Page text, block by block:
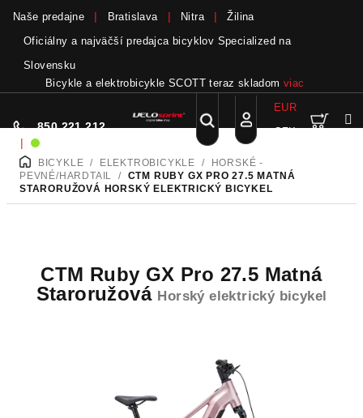
obsah
Naše predajne Bratislava Nitra
Žilina
Oficiálny a najväčší predajca bicyklov Specialized na
Slovensku
Bicykle a elektrobicykle SCOTT teraz skladom viac
850 221 212
|
Hľadať
Prihlásenie
EUR
CZK
DOMOVBICYKLE / ELEKTROBICYKLE /
HORSKÉ -
PEVNÉ/HARDTAIL
/ CTM RUBY GX PRO 27.5 MATNÁ
STARORUŽOVÁ HORSKÝ ELEKTRICKÝ BICYKEL
CTM Ruby GX Pro 27.5 Matná
Staroružová Horský elektrický bicykel